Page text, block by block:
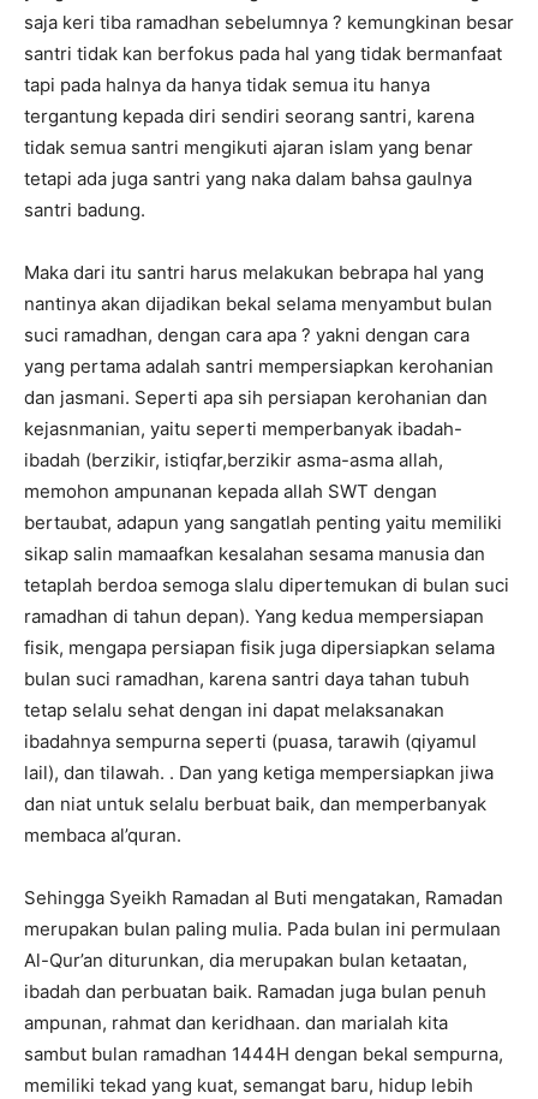
saja keri tiba ramadhan sebelumnya ? kemungkinan besar
santri tidak kan berfokus pada hal yang tidak bermanfaat
tapi pada halnya da hanya tidak semua itu hanya
tergantung kepada diri sendiri seorang santri, karena
tidak semua santri mengikuti ajaran islam yang benar
tetapi ada juga santri yang naka dalam bahsa gaulnya
santri badung.
Maka dari itu santri harus melakukan bebrapa hal yang
nantinya akan dijadikan bekal selama menyambut bulan
suci ramadhan, dengan cara apa ? yakni dengan cara
yang pertama adalah santri mempersiapkan kerohanian
dan jasmani. Seperti apa sih persiapan kerohanian dan
kejasnmanian, yaitu seperti memperbanyak ibadah-
ibadah (berzikir, istiqfar,berzikir asma-asma allah,
memohon ampunanan kepada allah SWT dengan
bertaubat, adapun yang sangatlah penting yaitu memiliki
sikap salin mamaafkan kesalahan sesama manusia dan
tetaplah berdoa semoga slalu dipertemukan di bulan suci
ramadhan di tahun depan). Yang kedua mempersiapan
fisik, mengapa persiapan fisik juga dipersiapkan selama
bulan suci ramadhan, karena santri daya tahan tubuh
tetap selalu sehat dengan ini dapat melaksanakan
ibadahnya sempurna seperti (puasa, tarawih (qiyamul
lail), dan tilawah. . Dan yang ketiga mempersiapkan jiwa
dan niat untuk selalu berbuat baik, dan memperbanyak
membaca al’quran.
Sehingga Syeikh Ramadan al Buti mengatakan, Ramadan
merupakan bulan paling mulia. Pada bulan ini permulaan
Al-Qur’an diturunkan, dia merupakan bulan ketaatan,
ibadah dan perbuatan baik. Ramadan juga bulan penuh
ampunan, rahmat dan keridhaan. dan marialah kita
sambut bulan ramadhan 1444H dengan bekal sempurna,
memiliki tekad yang kuat, semangat baru, hidup lebih